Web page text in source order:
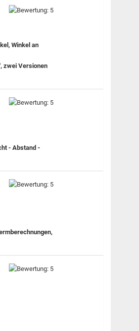
Winkel an
zwei Versionen
- Abstand -